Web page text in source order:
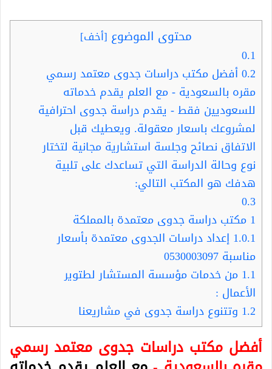
محتوى الموضوع [أخف]
0.1
0.2أفضل مكتب دراسات جدوى معتمد رسمي
مقره بالسعودية - مع العلم يقدم خدماته
للسعوديين فقط - يقدم دراسة جدوى احترافية
لمشروعك باسعار معقولة. ويعطيك قبل
الاتفاق نصائح وجلسة استشارية مجانية لتختار
نوع وحالة الدراسة التي تساعدك على تلبية
هدفك هو المكتب التالي:
0.3
1 مكتب دراسة جدوى معتمدة بالمملكة
1.0.1 إعداد دراسات الجدوى معتمدة بأسعار
مناسبة 0530003097
1.1 من خدمات مؤسسة المستشار لطتوير
الأعمال :
1.2 وتتنوع دراسة جدوى في مشاريعنا
أفضل مكتب دراسات جدوى معتمد رسمي